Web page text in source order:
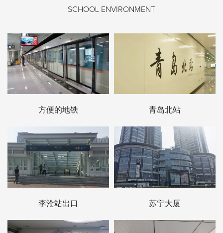
SCHOOL ENVIRONMENT
方便的地铁 青岛北站
李沧站出口 苏宁大厦